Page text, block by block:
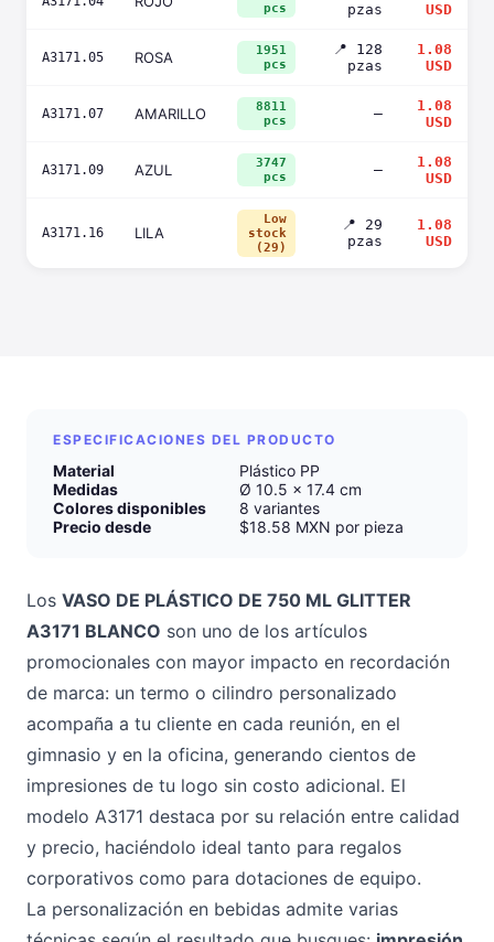
pcs
pzas
USD
A3171.05 ROSA
1951
pcs
📍 128
pzas
1.08
USD
A3171.07 AMARILLO
8811
pcs
—
1.08
USD
A3171.09 AZUL
3747
pcs
—
1.08
USD
A3171.16 LILA
Low
stock
(29)
📍 29
pzas
1.08
USD
ESPECIFICACIONES DEL PRODUCTO
Material
Plástico PP
Medidas
Ø 10.5 x 17.4 cm
Colores disponibles
8 variantes
Precio desde
$18.58 MXN por pieza
Los VASO DE PLÁSTICO DE 750 ML GLITTER
A3171 BLANCO son uno de los artículos
promocionales con mayor impacto en recordación
de marca: un termo o cilindro personalizado
acompaña a tu cliente en cada reunión, en el
gimnasio y en la oficina, generando cientos de
impresiones de tu logo sin costo adicional. El
modelo A3171 destaca por su relación entre calidad
y precio, haciéndolo ideal tanto para regalos
corporativos como para dotaciones de equipo.
La personalización en bebidas admite varias